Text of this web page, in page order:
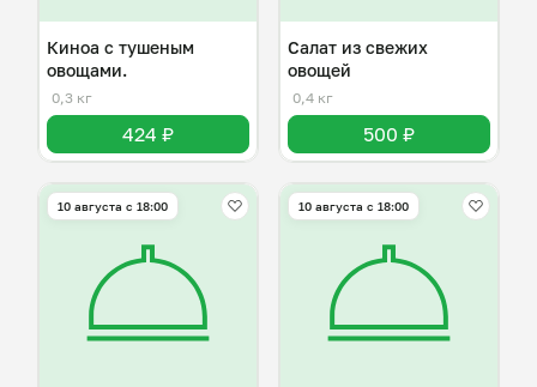
Киноа с тушеным
овощами.
0,3 кг
424 ₽
Салат из свежих
овощей
0,4 кг
500 ₽
10 августа с 18:00 10 августа с 18:00